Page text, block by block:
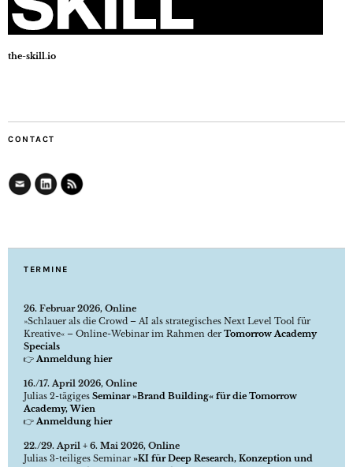
the-skill.io
CONTACT
TERMINE
26. Februar 2026, Online
»Schlauer als die Crowd – AI als strategisches Next Level Tool für
Kreative« – Online-Webinar im Rahmen der Tomorrow Academy
Specials
👉Anmeldung hier
16./17. April 2026, Online
Julias 2-tägiges Seminar »Brand Building« für die Tomorrow
Academy, Wien
👉Anmeldung hier
22./29. April + 6. Mai 2026, Online
Julias 3-teiliges Seminar »KI für Deep Research, Konzeption und